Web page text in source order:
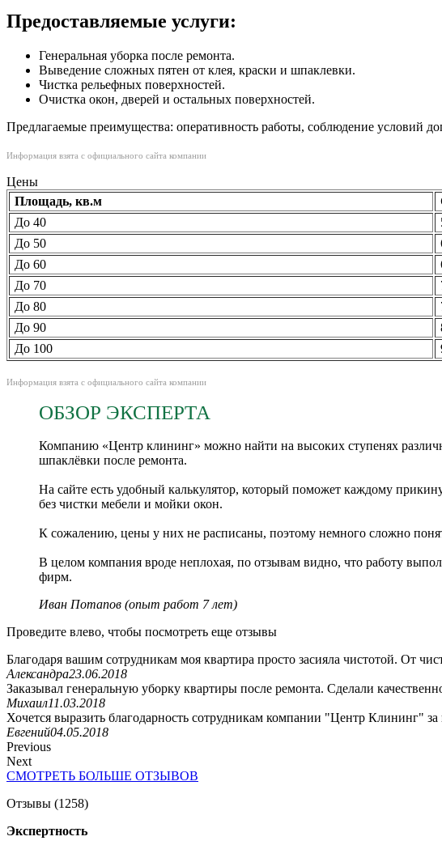
Предоставляемые услуги:
Генеральная уборка после ремонта.
Выведение сложных пятен от клея, краски и шпаклевки.
Чистка рельефных поверхностей.
Очистка окон, дверей и остальных поверхностей.
Предлагаемые преимущества: оперативность работы, соблюдение условий
Информация взята с официального сайта компании
Цены
Площадь, кв.м
До 40
До 50
До 60
До 70
До 80
До 90
До 100
Информация взята с официального сайта компании
ОБЗОР ЭКСПЕРТА
Компанию «Центр клининг» можно найти на высоких ступенях
шпаклёвки после ремонта.
На сайте есть удобный калькулятор, который поможет каждому
без чистки мебели и мойки окон.
К сожалению, цены у них не расписаны, поэтому немного сложно
В целом компания вроде неплохая, по отзывам видно, что работу
фирм.
Иван Потапов (опыт работ 7 лет)
Проведите влево, чтобы посмотреть еще отзывы
Благодаря вашим сотрудникам моя квартира просто засияла чистотой. От
Александра23.06.2018
Заказывал генеральную уборку квартиры после ремонта. Сделали
Михаил11.03.2018
Хочется выразить благодарность сотрудникам компании "Центр Клининг"
Евгений04.05.2018
Previous
Next
СМОТРЕТЬ БОЛЬШЕ ОТЗЫВОВ
Отзывы (1258)
Экспертность